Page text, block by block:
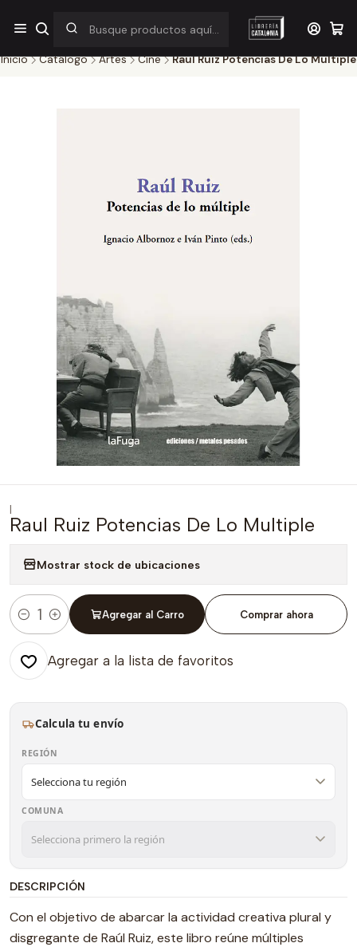
¡Por pocos días! Despacho a $1.000 en RM por compras sobre
$38.000
Inicio Catálogo Artes Cine Raul Ruiz Potencias De Lo Multiple
|
Raul Ruiz Potencias De Lo Multiple
Mostrar stock de ubicaciones
Cantidad
Agregar al Carro Comprar ahora
Agregar a la lista de favoritos
Calcula tu envío
REGIÓN
COMUNA
DESCRIPCIÓN
Con el objetivo de abarcar la actividad creativa plural y
disgregante de Raúl Ruiz, este libro reúne múltiples